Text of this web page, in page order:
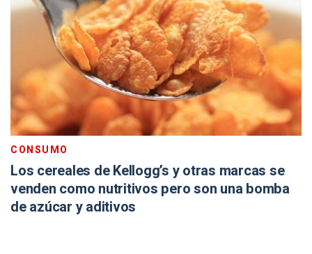
CONSUMO
Los cereales de Kellogg’s y otras marcas se
venden como nutritivos pero son una bomba
de azúcar y aditivos